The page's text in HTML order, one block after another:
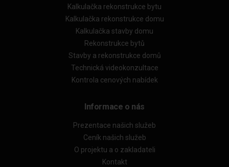
Kalkulačka rekonstrukce bytu
Kalkulačka rekonstrukce domu
Kalkulačka stavby domu
Rekonstrukce bytů
Stavby a rekonstrukce domů
Technická videokonzultace
Kontrola cenových nabídek
Informace o nás
Prezentace našich služeb
Ceník našich služeb
O projektu a o zakladateli
Kontakt